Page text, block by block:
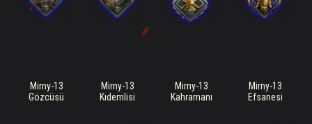
Mirny-13
Gözcüsü
Mirny-13
Kıdemlisi
Mirny-13
Kahramanı
Mirny-13
Efsanesi